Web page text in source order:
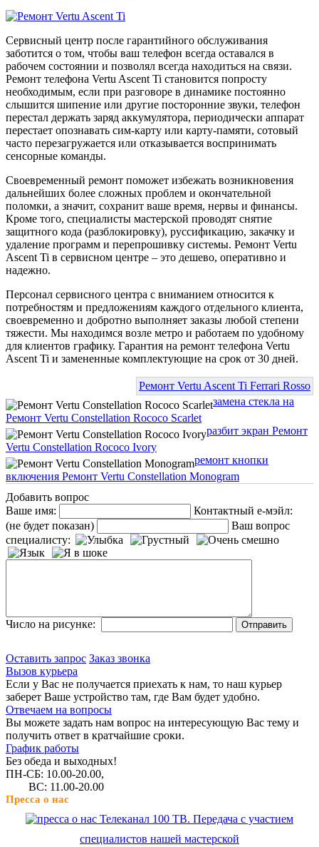
Сервисный центр после гарантийного обслуживания
заботится о том, чтобы ваш телефон всегда оставался в
рабочем состоянии и позволял всегда находиться на связи.
Ремонт телефона Vertu Ascent Ti становится попросту
необходимым, если при разговоре в динамике постоянно
слышится шипение или другие посторонние звуки, телефон
перестал держать заряд аккумулятора, периодически аппарат
перестает опознавать сим-карту или карту-памяти, сотовый
часто перезагружается или отказывается воспринимать
сенсорные команды.
Своевременный ремонт поможет избежать возникновения
дальнейших более сложных проблем и окончательной
поломки, а значит, сохранит ваше время, нервы и финансы.
Кроме того, специалисты мастерской проводят снятие
защитного кода (разблокировку), руссификацию, закачку и
удаление программ и перепрошивку системы. Ремонт Vertu
Ascent Ti в сервисном центре – это дешево, оперативно и
надежно.
Персонал сервисного центра с вниманием относится к
потребностям и предложениям каждого отдельного клиента,
своевременно и добротно выполняет заказы любой степени
тяжести. Мы находимся возле метро и работаем по удобному
для клиентов графику. Гарантия на ремонт телефона Vertu
Ascent Ti и замененные комплектующие на срок от 30 дней.
Ремонт Vertu Ascent Ti Ferrari Rosso
замена стекла на
Ремонт Vertu Constellation Rococo Scarlet
разбит экран Ремонт
Vertu Constellation Rococo Ivory
ремонт кнопки
включения Ремонт Vertu Constellation Monogram
Добавить вопрос
Ваше имя:
Контактный е-мэйл:
(не будет показан)
Ваш вопрос
специалисту:
Число на рисунке:
Оставить запрос Заказ звонка
Вызов курьера
Если у Вас не получается приехать к нам, то наш курьер
заберет Ваше устройство там, где Вам будет удобно.
Отвечаем на вопросы
Вы можете задать нам вопрос на интересующую Вас тему и
получить ответ в кратчайшие сроки.
График работы
Без обеда и выходных!
ПН-СБ: 10.00-20.00,
ВС: 11.00-20.00
Пресса о нас
Телеканал 100 ТВ. Передача с участием
специалистов нашей мастерской